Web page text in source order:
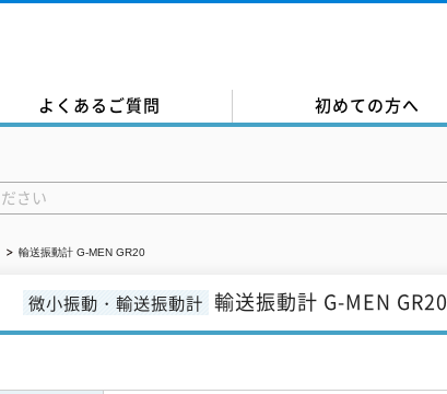
よくあるご質問 初めての方へ
輸送振動計 G-MEN GR20
微小振動・輸送振動計 輸送振動計 G-MEN GR20